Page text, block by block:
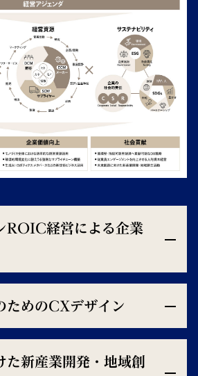
ROIC経営による企業
ためのCXデザイン
た新産業開発・地域創